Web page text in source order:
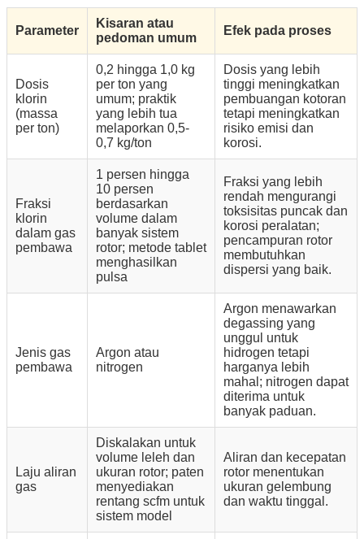
Parameter
Kisaran atau
pedoman umum
Efek pada proses
Dosis
klorin
(massa
per ton)
0,2 hingga 1,0 kg
per ton yang
umum; praktik
yang lebih tua
melaporkan 0,5-
0,7 kg/ton
Dosis yang lebih
tinggi meningkatkan
pembuangan kotoran
tetapi meningkatkan
risiko emisi dan
korosi.
Fraksi
klorin
dalam gas
pembawa
1 persen hingga
10 persen
berdasarkan
volume dalam
banyak sistem
rotor; metode tablet
menghasilkan
pulsa
Fraksi yang lebih
rendah mengurangi
toksisitas puncak dan
korosi peralatan;
pencampuran rotor
membutuhkan
dispersi yang baik.
Jenis gas
pembawa
Argon atau
nitrogen
Argon menawarkan
degassing yang
unggul untuk
hidrogen tetapi
harganya lebih
mahal; nitrogen dapat
diterima untuk
banyak paduan.
Laju aliran
gas
Diskalakan untuk
volume leleh dan
ukuran rotor; paten
menyediakan
rentang scfm untuk
sistem model
Aliran dan kecepatan
rotor menentukan
ukuran gelembung
dan waktu tinggal.